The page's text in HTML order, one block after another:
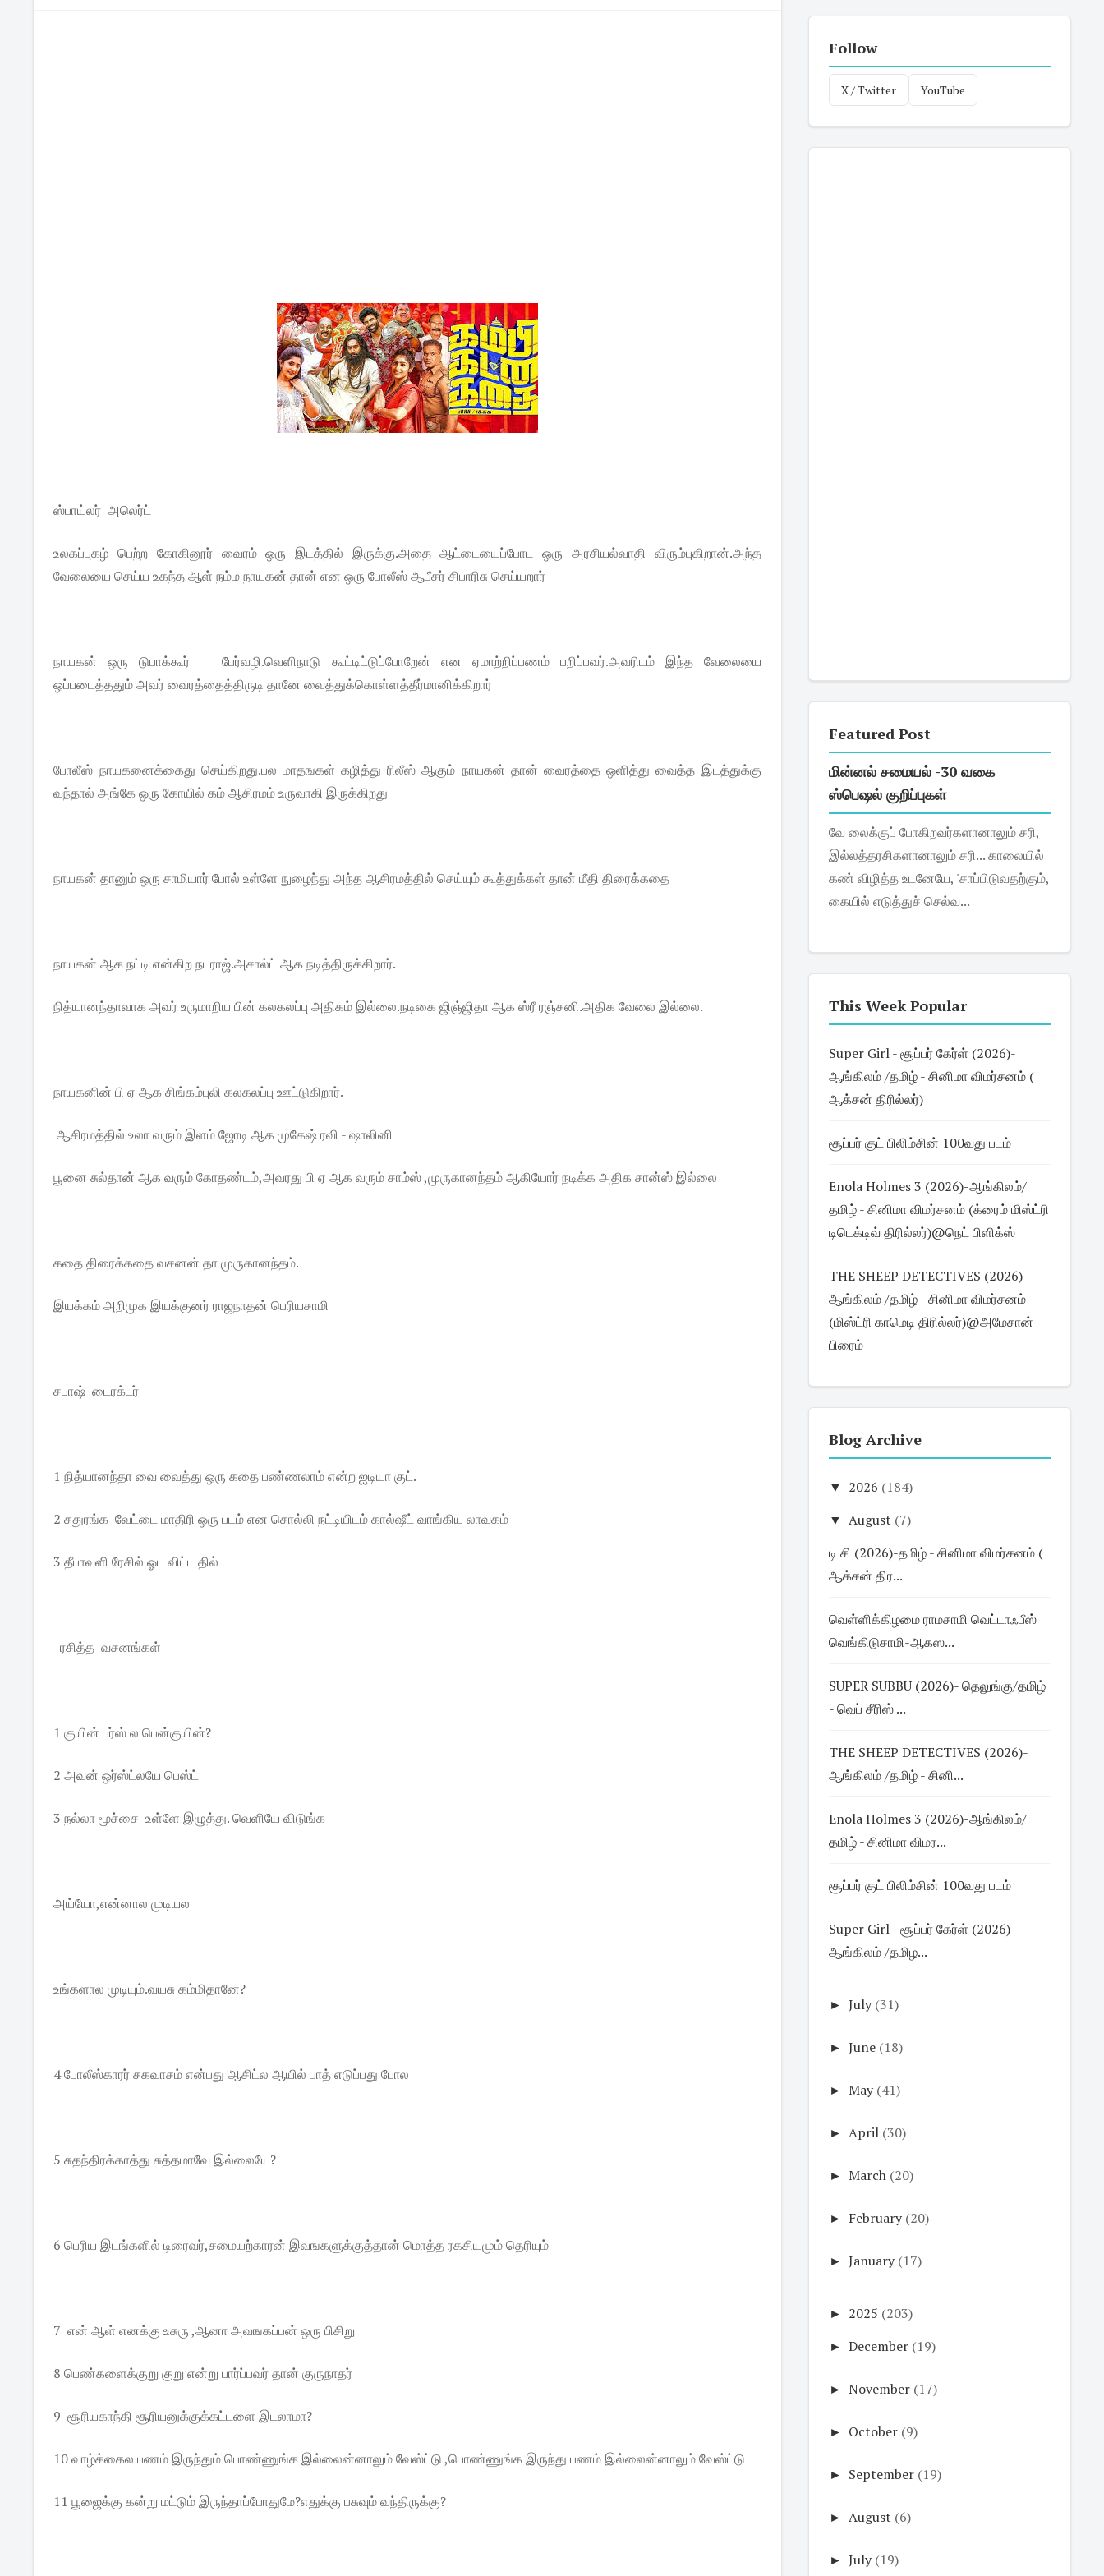
ஸ்பாய்லர் அலெர்ட்
உலகப்புகழ் பெற்ற கோகினூர் வைரம் ஒரு இடத்தில் இருக்கு.அதை ஆட்டையைப்போட ஒரு அரசியல்வாதி விரும்புகிறான்.அந்த
வேலையை செய்ய உகந்த ஆள் நம்ம நாயகன் தான் என ஒரு போலீஸ் ஆபீசர் சிபாரிசு செய்யறார்
நாயகன் ஒரு டுபாக்கூர் பேர்வழி.வெளிநாடு கூட்டிட்டுப்போறேன் என ஏமாற்றிப்பணம் பறிப்பவர்.அவரிடம் இந்த வேலையை
ஒப்படைத்ததும் அவர் வைரத்தைத்திருடி தானே வைத்துக்கொள்ளத்தீர்மானிக்கிறார்
போலீஸ் நாயகனைக்கைது செய்கிறது.பல மாதஙகள் கழித்து ரிலீஸ் ஆகும் நாயகன் தான் வைரத்தை ஒளித்து வைத்த இடத்துக்கு
வந்தால் அங்கே ஒரு கோயில் கம் ஆசிரமம் உருவாகி இருக்கிறது
நாயகன் தானும் ஒரு சாமியார் போல் உள்ளே நுழைந்து அந்த ஆசிரமத்தில் செய்யும் கூத்துக்கள் தான் மீதி திரைக்கதை
நாயகன் ஆக நட்டி என்கிற நடராஜ்.அசால்ட் ஆக நடித்திருக்கிறார்.
நித்யானந்தாவாக அவர் உருமாறிய பின் கலகலப்பு அதிகம் இல்லை.நடிகை ஜிஞ்ஜிதா ஆக ஸ்ரீ ரஞ்சனி.அதிக வேலை இல்லை.
நாயகனின் பி ஏ ஆக சிங்கம்புலி கலகலப்பு ஊட்டுகிறார்.
ஆசிரமத்தில் உலா வரும் இளம் ஜோடி ஆக முகேஷ் ரவி - ஷாலினி
பூனை சுல்தான் ஆக வரும் கோதண்டம்,அவரது பி ஏ ஆக வரும் சாம்ஸ் ,முருகானந்தம் ஆகியோர் நடிக்க அதிக சான்ஸ் இல்லை
கதை திரைக்கதை வசனன் தா முருகானந்தம்.
இயக்கம் அறிமுக இயக்குனர் ராஜநாதன் பெரியசாமி
சபாஷ் டைரக்டர்
1 நித்யானந்தா வை வைத்து ஒரு கதை பண்ணலாம் என்ற ஐடியா குட்.
2 சதுரங்க வேட்டை மாதிரி ஒரு படம் என சொல்லி நட்டியிடம் கால்ஷீட் வாங்கிய லாவகம்
3 தீபாவளி ரேசில் ஓட விட்ட தில்
ரசித்த வசனங்கள்
1 குயின் பர்ஸ் ல பென்குயின்?
2 அவன் ஒர்ஸ்ட்லயே பெஸ்ட்
3 நல்லா மூச்சை உள்ளே இழுத்து. வெளியே விடுங்க
அய்யோ,என்னால முடியல
உங்களால முடியும்.வயசு கம்மிதானே?
4 போலீஸ்காரர் சகவாசம் என்பது ஆசிட்ல ஆயில் பாத் எடுப்பது போல
5 சுதந்திரக்காத்து சுத்தமாவே இல்லையே?
6 பெரிய இடங்களில் டிரைவர்,சமையற்காரன் இவஙகளுக்குத்தான் மொத்த ரகசியமும் தெரியும்
7 என் ஆள் எனக்கு உசுரு ,ஆனா அவஙகப்பன் ஒரு பிசிறு
8 பெண்களைக்குறு குறு என்று பார்ப்பவர் தான் குருநாதர்
9 சூரியகாந்தி சூரியனுக்குக்கட்டளை இடலாமா?
10 வாழ்க்கைல பணம் இருந்தும் பொண்ணுங்க இல்லைன்னாலும் வேஸ்ட்டு ,பொண்ணுங்க இருந்து பணம் இல்லைன்னாலும் வேஸ்ட்டு
11 பூஜைக்கு கன்று மட்டும் இருந்தாப்போதுமே?எதுக்கு பசுவும் வந்திருக்கு?
Follow
X / Twitter YouTube
Featured Post
மின்னல் சமையல் -30 வகை
ஸ்பெஷல் குறிப்புகள்
வே லைக்குப் போகிறவர்களானாலும் சரி,
இல்லத்தரசிகளானாலும் சரி... காலையில்
கண் விழித்த உடனேயே, 'சாப்பிடுவதற்கும்,
கையில் எடுத்துச் செல்வ...
This Week Popular
Super Girl - சூப்பர் கேர்ள் (2026)-
ஆங்கிலம் /தமிழ் - சினிமா விமர்சனம் (
ஆக்சன் திரில்லர்)
சூப்பர் குட் பிலிம்சின் 100வது படம்
Enola Holmes 3 (2026)-ஆங்கிலம்/
தமிழ் - சினிமா விமர்சனம் (க்ரைம் மிஸ்ட்ரி
டிடெக்டிவ் திரில்லர்)@நெட் பிளிக்ஸ்
THE SHEEP DETECTIVES (2026)-
ஆங்கிலம் /தமிழ் - சினிமா விமர்சனம்
(மிஸ்ட்ரி காமெடி திரில்லர்)@அமேசான்
பிரைம்
Blog Archive
▼ 2026 (184)
▼ August (7)
டி சி (2026)-தமிழ் - சினிமா விமர்சனம் (
ஆக்சன் திர...
வெள்ளிக்கிழமை ராமசாமி வெட்டாஃபீஸ்
வெங்கிடுசாமி-ஆகஸ...
SUPER SUBBU (2026)- தெலுங்கு/தமிழ்
- வெப் சீரிஸ் ...
THE SHEEP DETECTIVES (2026)-
ஆங்கிலம் /தமிழ் - சினி...
Enola Holmes 3 (2026)-ஆங்கிலம்/
தமிழ் - சினிமா விமர...
சூப்பர் குட் பிலிம்சின் 100வது படம்
Super Girl - சூப்பர் கேர்ள் (2026)-
ஆங்கிலம் /தமிழ...
► July (31)
► June (18)
► May (41)
► April (30)
► March (20)
► February (20)
► January (17)
► 2025 (203)
► December (19)
► November (17)
► October (9)
► September (19)
► August (6)
► July (19)